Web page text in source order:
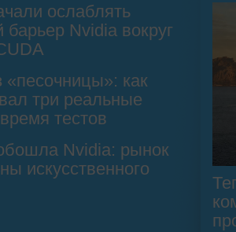
ослаблять
Nvidia вокруг
как
три реальные
тестов
Nvidia: рынок
искусственного